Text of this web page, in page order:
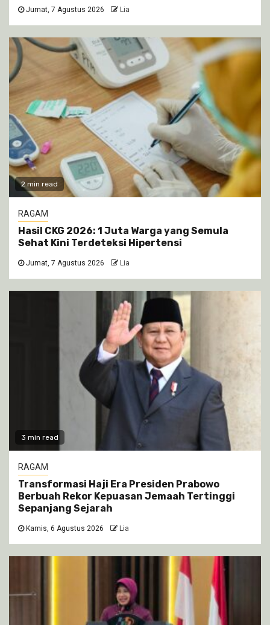
Jumat, 7 Agustus 2026 Lia
2 min read
RAGAM
Hasil CKG 2026: 1 Juta Warga yang Semula
Sehat Kini Terdeteksi Hipertensi
Jumat, 7 Agustus 2026 Lia
3 min read
RAGAM
Transformasi Haji Era Presiden Prabowo
Berbuah Rekor Kepuasan Jemaah Tertinggi
Sepanjang Sejarah
Kamis, 6 Agustus 2026 Lia